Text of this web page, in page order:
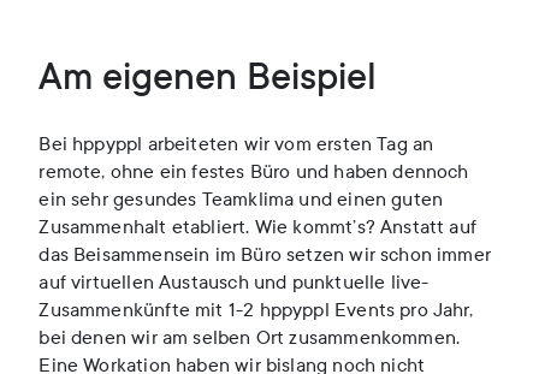
Am eigenen Beispiel
Bei hppyppl arbeiteten wir vom ersten Tag an
remote, ohne ein festes Büro und haben dennoch
ein sehr gesundes Teamklima und einen guten
Zusammenhalt etabliert. Wie kommt’s? Anstatt auf
das Beisammensein im Büro setzen wir schon immer
auf virtuellen Austausch und punktuelle live-
Zusammenkünfte mit 1-2 hppyppl Events pro Jahr,
bei denen wir am selben Ort zusammenkommen.
Eine Workation haben wir bislang noch nicht